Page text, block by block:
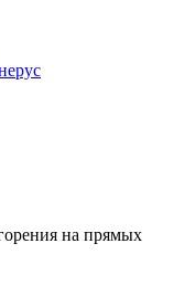
на прямых